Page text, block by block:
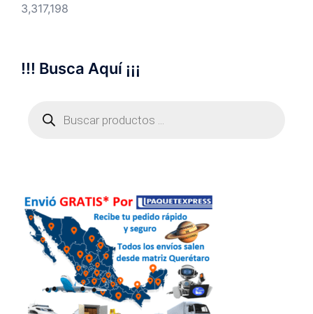
3,317,198
!!! Busca Aquí ¡¡¡
productos